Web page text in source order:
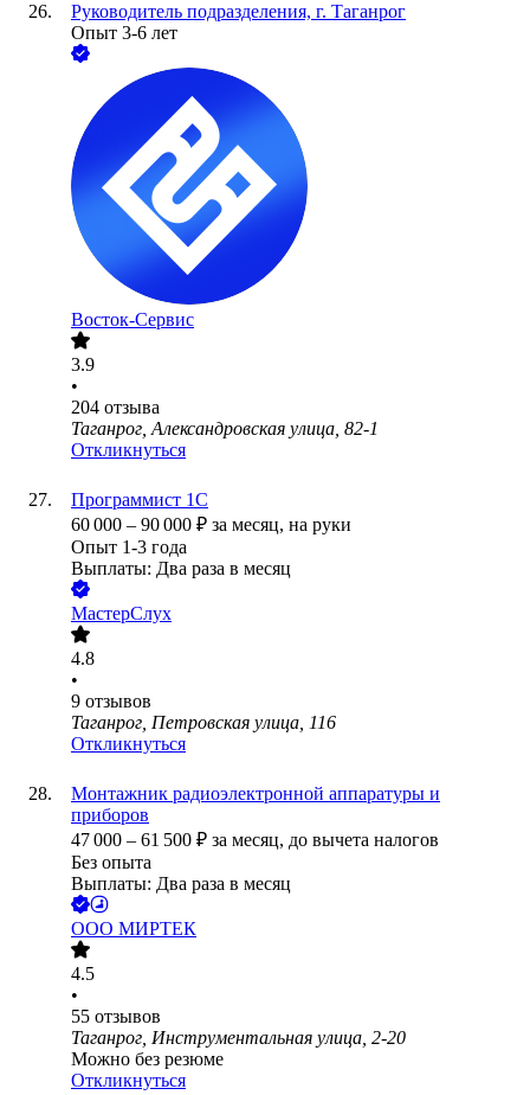
Руководитель подразделения, г. Таганрог
Опыт 3-6 лет
Восток-Сервис
3.9
•
204 отзыва
Таганрог, Александровская улица, 82-1
Откликнуться
Программист 1С
60 000 – 90 000 ₽ за месяц, на руки
Опыт 1-3 года
Выплаты: Два раза в месяц
МастерСлух
4.8
•
9 отзывов
Таганрог, Петровская улица, 116
Откликнуться
Монтажник радиоэлектронной аппаратуры и
приборов
47 000 – 61 500 ₽ за месяц, до вычета налогов
Без опыта
Выплаты: Два раза в месяц
ООО МИРТЕК
4.5
•
55 отзывов
Таганрог, Инструментальная улица, 2-20
Можно без резюме
Откликнуться